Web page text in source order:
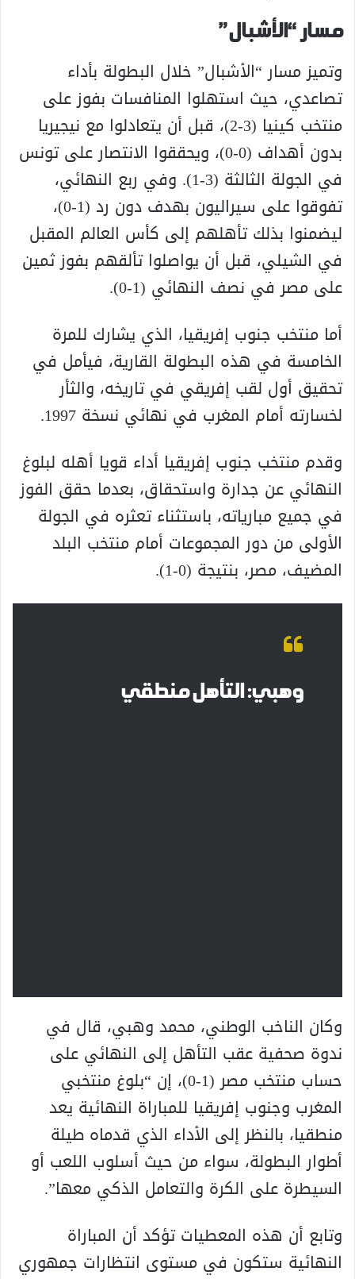
مسار “الأشبال”
وتميز مسار “الأشبال” خلال البطولة بأداء
تصاعدي، حيث استهلوا المنافسات بفوز على
منتخب كينيا (3-2)، قبل أن يتعادلوا مع نيجيريا
بدون أهداف (0-0)، ويحققوا الانتصار على تونس
في الجولة الثالثة (3-1). وفي ربع النهائي،
تفوقوا على سيراليون بهدف دون رد (1-0)،
ليضمنوا بذلك تأهلهم إلى كأس العالم المقبل
في الشيلي، قبل أن يواصلوا تألقهم بفوز ثمين
على مصر في نصف النهائي (1-0).
أما منتخب جنوب إفريقيا، الذي يشارك للمرة
الخامسة في هذه البطولة القارية، فيأمل في
تحقيق أول لقب إفريقي في تاريخه، والثأر
لخسارته أمام المغرب في نهائي نسخة 1997.
وقدم منتخب جنوب إفريقيا أداء قويا أهله لبلوغ
النهائي عن جدارة واستحقاق، بعدما حقق الفوز
في جميع مبارياته، باستثناء تعثره في الجولة
الأولى من دور المجموعات أمام منتخب البلد
المضيف، مصر، بنتيجة (0-1).
وهبي: التأهل منطقي
وكان الناخب الوطني، محمد وهبي، قال في
ندوة صحفية عقب التأهل إلى النهائي على
حساب منتخب مصر (1-0)، إن “بلوغ منتخبي
المغرب وجنوب إفريقيا للمباراة النهائية يعد
منطقيا، بالنظر إلى الأداء الذي قدماه طيلة
أطوار البطولة، سواء من حيث أسلوب اللعب أو
السيطرة على الكرة والتعامل الذكي معها”.
وتابع أن هذه المعطيات تؤكد أن المباراة
النهائية ستكون في مستوى انتظارات جمهوري